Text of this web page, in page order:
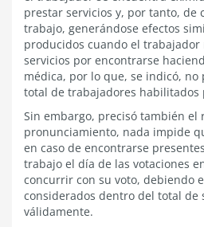
prestar servicios y, por tanto, de
trabajo, generándose efectos
producidos cuando el
servicios por encontrarse
médica, por lo que, se indicó,
total de trabajadores habilitados
Sin embargo, precisó también el
pronunciamiento, nada impide
en caso de encontrarse
trabajo el día de las votaciones
concurrir con su voto, debiendo
considerados dentro del total de
válidamente.